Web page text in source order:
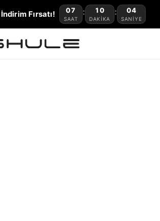
Fırsatı! 07
SAAT
: 10
DAKIKA
: 04
SANIYE